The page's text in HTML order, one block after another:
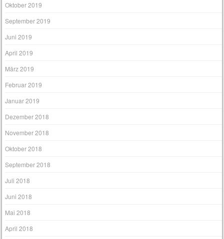
Oktober 2019
September 2019
Juni 2019
April 2019
März 2019
Februar 2019
Januar 2019
Dezember 2018
November 2018
Oktober 2018
September 2018
Juli 2018
Juni 2018
Mai 2018
April 2018